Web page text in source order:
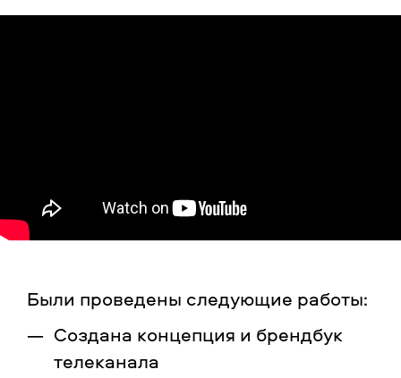
Были проведены следующие работы:
Создана концепция и брендбук
телеканала